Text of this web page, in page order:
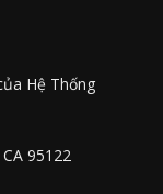
Hệ Thống
95122